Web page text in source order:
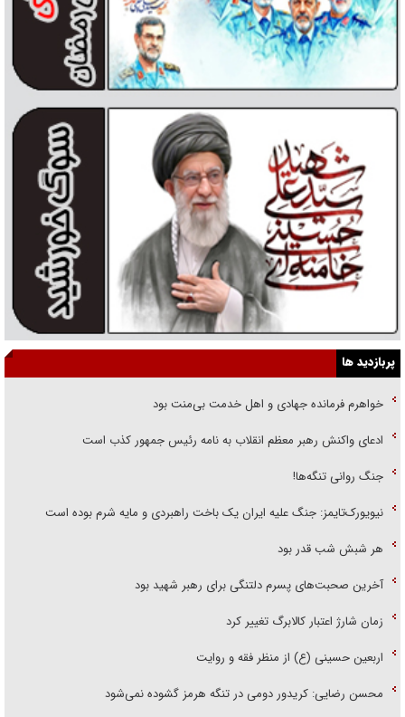
پربازدید ها
خواهرم فرمانده جهادی و اهل خدمت بی‌منت بود
ادعای واکنش رهبر معظم انقلاب به نامه رئیس جمهور کذب است
جنگ روانی تنگه‌ها!
نیویورک‌تایمز: جنگ علیه ایران یک باخت راهبردی و مایه شرم بوده است
هر شبش شب قدر بود
آخرین صحبت‌های پسرم دلتنگی برای رهبر شهید بود
زمان شارژ اعتبار کالابرگ تغییر کرد
اربعین حسینی (ع) از منظر فقه و روایت
محسن رضایی: کریدور دومی در تنگه هرمز گشوده نمی‌شود